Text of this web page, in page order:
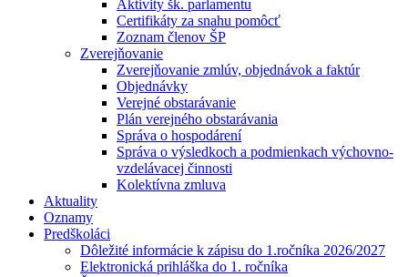
Aktivity šk. parlamentu
Certifikáty za snahu pomôcť
Zoznam členov ŠP
Zverejňovanie
Zverejňovanie zmlúv, objednávok a faktúr
Objednávky
Verejné obstarávanie
Plán verejného obstarávania
Správa o hospodárení
Správa o výsledkoch a podmienkach výchovno-
vzdelávacej činnosti
Kolektívna zmluva
Aktuality
Oznamy
Predškoláci
Dôležité informácie k zápisu do 1.ročníka 2026/2027
Elektronická prihláška do 1. ročníka